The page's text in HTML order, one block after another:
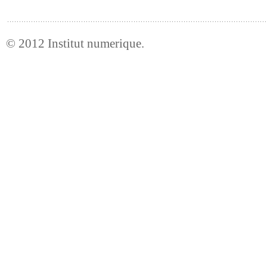
© 2012 Institut numerique.